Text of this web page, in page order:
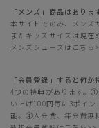
「メンズ」商品はありま
本サイトでのみ、メンズ
またキッズサイズは現在
メンズシューズはこちら
「会員登録」すると何か
4つの特典があります。
い上げ100円毎に3ポイ
能。④入会費、年会費無